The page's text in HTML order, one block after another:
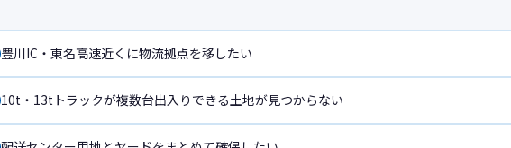
豊川IC・東名高速近くに物流拠点を移したい
10t・13tトラックが複数台出入りできる土地が見つからない